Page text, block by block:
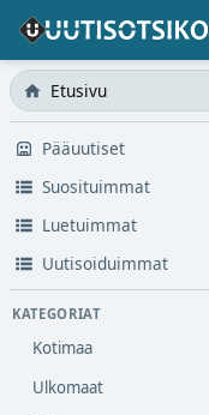
Etusivu
Pääuutiset
Suosituimmat
Luetuimmat
Uutisoiduimmat
KATEGORIAT
Kotimaa
Ulkomaat